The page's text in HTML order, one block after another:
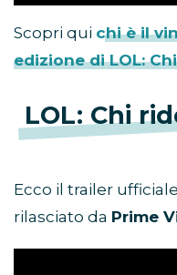
Scopri qui chi è il
edizione di LOL:
LOL: Chi
Ecco il trailer
rilasciato da Prime